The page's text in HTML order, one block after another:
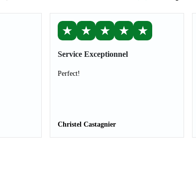
★ ★ ★ ★ ★
Service Exceptionnel
Perfect!
Christel Castagnier